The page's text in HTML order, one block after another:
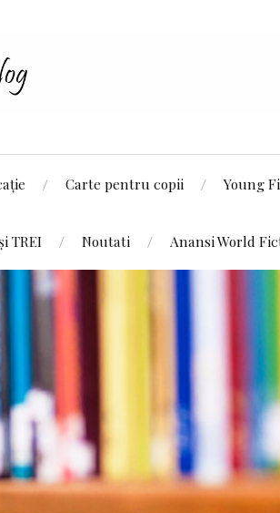
Carte pentru copii Young
TREI Noutati Anansi World